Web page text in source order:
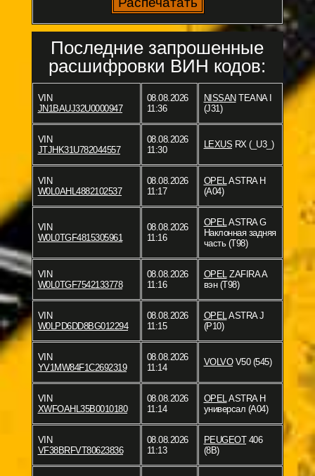
Последние запрошенные
расшифровки ВИН кодов:
VIN
JN1BAUJ32U0000947
08.08.2026
11:36
NISSAN TEANA I
(J31)
VIN
JTJHK31U782044557
08.08.2026
11:30
LEXUS RX (_U3_)
VIN
W0L0AHL4882102537
08.08.2026
11:17
OPELASTRA H
(A04)
VIN
W0L0TGF4815305961
08.08.2026
11:16
OPELASTRA G
Наклонная задняя
часть (T98)
VIN
W0L0TGF7542133778
08.08.2026
11:16
OPELZAFIRA A
вэн (T98)
VIN
W0LPD6DD8BG012294
08.08.2026
11:15
OPELASTRA J
(P10)
VIN
YV1MW84F1C2692319
08.08.2026
11:14
VOLVOV50 (545)
VIN
XWFOAHL35B0010180
08.08.2026
11:14
OPELASTRA H
универсал (A04)
VIN
VF38BRFVT80623836
08.08.2026
11:13
PEUGEOT406
(8B)